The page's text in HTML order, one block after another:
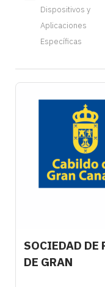
Dispositivos y
Aplicaciones
Específicas
SOCIEDAD DE
DE GRAN